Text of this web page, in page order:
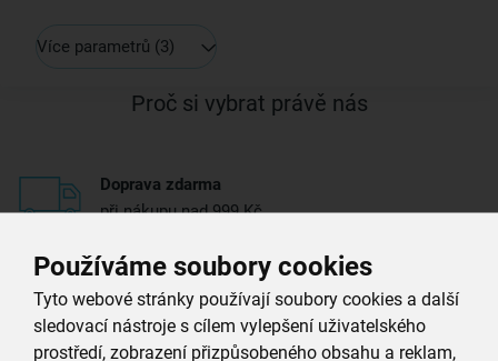
Používáme soubory cookies
Tyto webové stránky používají soubory cookies a další
sledovací nástroje s cílem vylepšení uživatelského
prostředí, zobrazení přizpůsobeného obsahu a reklam,
Více parametrů (3)
Proč si vybrat právě nás
Doprava zdarma
při nákupu nad 999 Kč
Zboží doručujeme rychle
máme téměr vše skladem
Vždy si u nás vyberete